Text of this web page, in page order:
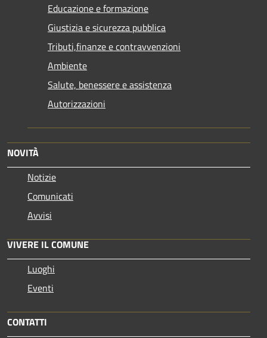
Educazione e formazione
Giustizia e sicurezza pubblica
Tributi,finanze e contravvenzioni
Ambiente
Salute, benessere e assistenza
Autorizzazioni
NOVITÀ
Notizie
Comunicati
Avvisi
VIVERE IL COMUNE
Luoghi
Eventi
CONTATTI